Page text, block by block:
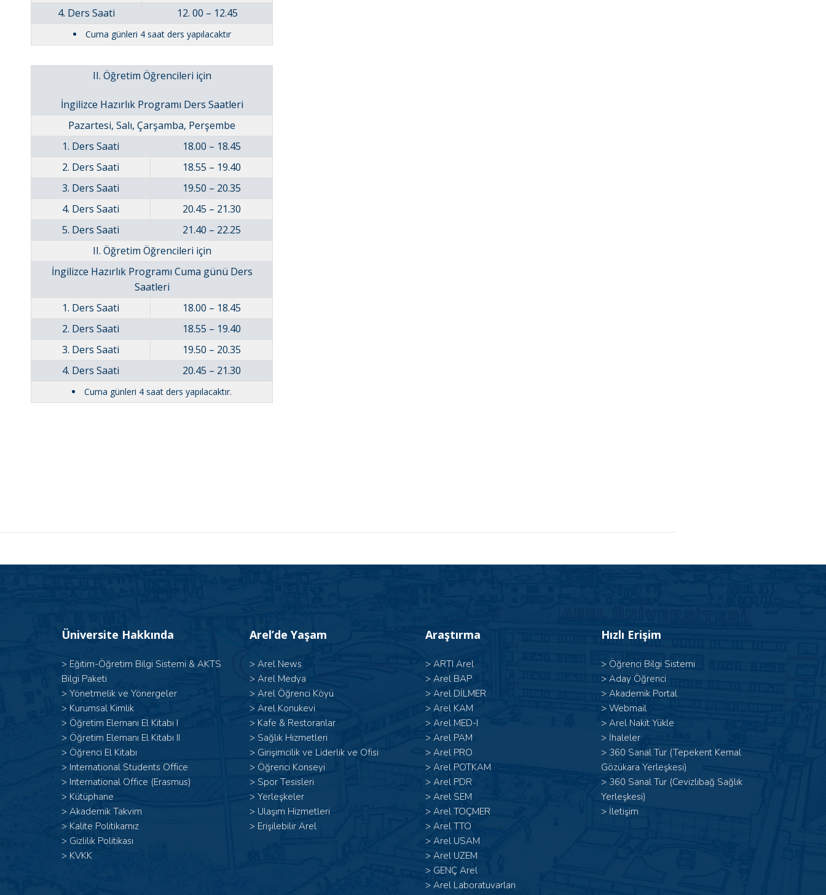
4. Ders Saati
12. 00 – 12.45
Cuma günleri 4 saat ders yapılacaktır
II. Öğretim Öğrencileri için
İngilizce Hazırlık Programı Ders Saatleri
Pazartesi, Salı, Çarşamba, Perşembe
1. Ders Saati
18.00 – 18.45
2. Ders Saati
18.55 – 19.40
3. Ders Saati
19.50 – 20.35
4. Ders Saati
20.45 – 21.30
5. Ders Saati
21.40 – 22.25
II. Öğretim Öğrencileri için
İngilizce Hazırlık Programı Cuma günü Ders
Saatleri
1. Ders Saati
18.00 – 18.45
2. Ders Saati
18.55 – 19.40
3. Ders Saati
19.50 – 20.35
4. Ders Saati
20.45 – 21.30
Cuma günleri 4 saat ders yapılacaktır.
Üniversite Hakkında
> Eğitim-Öğretim Bilgi Sistemi & AKTS
Bilgi Paketi
> Yönetmelik ve Yönergeler
> Kurumsal Kimlik
> Öğretim Elemanı El Kitabı I
> Öğretim Elemanı El Kitabı II
> Öğrenci El Kitabı
> International Students Office
> International Office (Erasmus)
> Kütüphane
> Akademik Takvim
> Kalite Politikamız
> Gizlilik Politikası
> KVKK
Arel’de Yaşam
> Arel News
> Arel Medya
> Arel Öğrenci Köyü
> Arel Konukevi
> Kafe & Restoranlar
> Sağlık Hizmetleri
> Girişimcilik ve Liderlik ve Ofisi
> Öğrenci Konseyi
> Spor Tesisleri
> Yerleşkeler
> Ulaşım Hizmetleri
> Erişilebilir Arel
Araştırma
> ARTI Arel
> Arel BAP
> Arel DİLMER
> Arel KAM
> Arel MED-I
> Arel PAM
> Arel PRO
> Arel POTKAM
> Arel PDR
> Arel SEM
> Arel TOÇMER
> Arel TTO
> Arel USAM
> Arel UZEM
> GENÇ Arel
> Arel Laboratuvarları
Hızlı Erişim
> Öğrenci Bilgi Sistemi
> Aday Öğrenci
> Akademik Portal
> Webmail
> Arel Nakit Yükle
> İhaleler
> 360 Sanal Tur (Tepekent Kemal
Gözükara Yerleşkesi)
> 360 Sanal Tur (Cevizlibağ Sağlık
Yerleşkesi)
> İletişim